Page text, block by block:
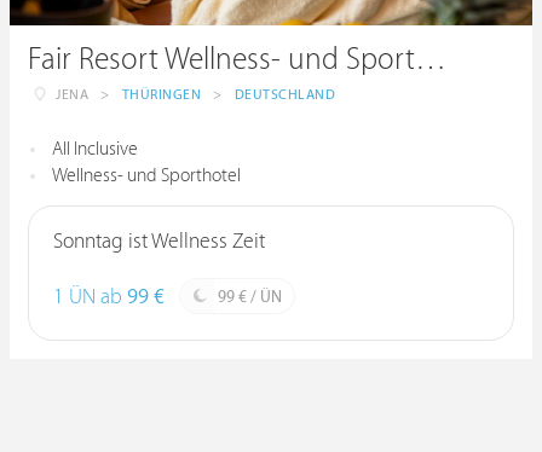
Fair Resort Wellness- und Sporthotel All Inclusive
JENA > THÜRINGEN > DEUTSCHLAND
All Inclusive
Wellness- und Sporthotel
Sonntag ist Wellness Zeit
1 ÜN ab 99 € 99 € / ÜN